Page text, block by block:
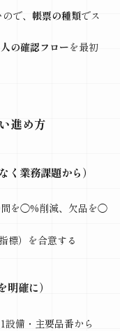
で、 帳票の種類でス
人の確認フローを最初
進め方
業務課題から）
間を◯%削減、欠品を◯
標）を合意する
確に）
設備・主要品番から